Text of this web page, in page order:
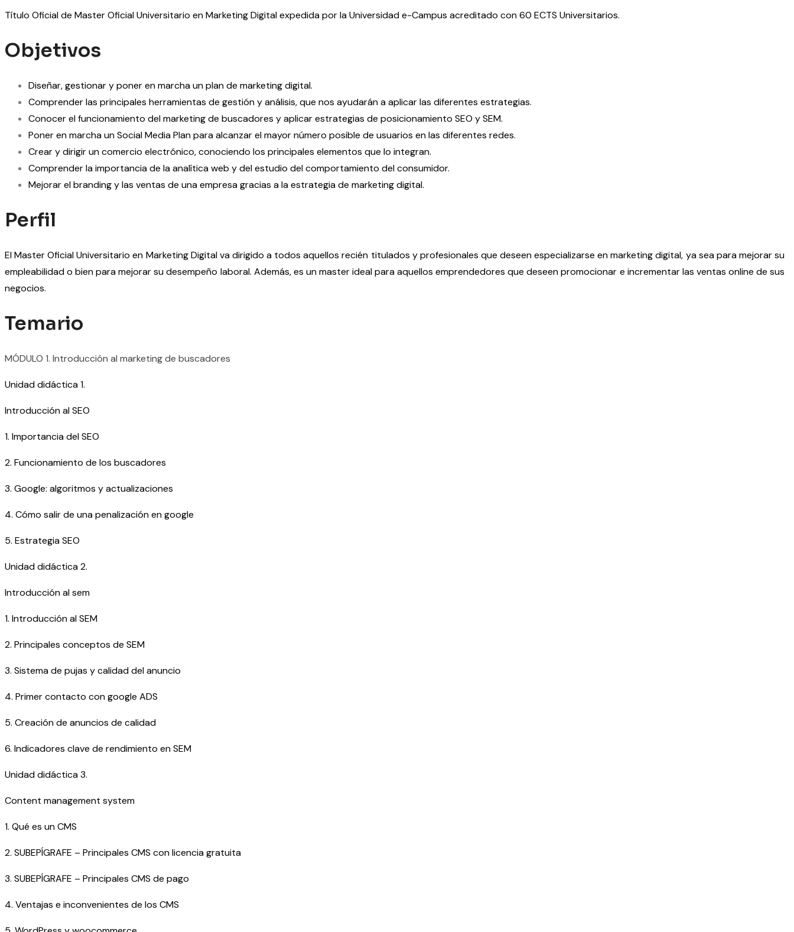
Título Oficial de Master Oficial Universitario en Marketing Digital expedida por la Universidad e-Campus acreditado con 60 ECTS Universitarios.
Objetivos
Diseñar, gestionar y poner en marcha un plan de marketing digital.
Comprender las principales herramientas de gestión y análisis, que nos ayudarán a aplicar las diferentes estrategias.
Conocer el funcionamiento del marketing de buscadores y aplicar estrategias de posicionamiento SEO y SEM.
Poner en marcha un Social Media Plan para alcanzar el mayor número posible de usuarios en las diferentes redes.
Crear y dirigir un comercio electrónico, conociendo los principales elementos que lo integran.
Comprender la importancia de la analítica web y del estudio del comportamiento del consumidor.
Mejorar el branding y las ventas de una empresa gracias a la estrategia de marketing digital.
Perfil
El Master Oficial Universitario en Marketing Digital va dirigido a todos aquellos recién titulados y profesionales que deseen especializarse en marketing digital, ya sea para mejorar su
empleabilidad o bien para mejorar su desempeño laboral. Además, es un master ideal para aquellos emprendedores que deseen promocionar e incrementar las ventas online de sus
negocios.
Temario
MÓDULO 1. Introducción al marketing de buscadores
Unidad didáctica 1.
Introducción al SEO
1. Importancia del SEO
2. Funcionamiento de los buscadores
3. Google: algoritmos y actualizaciones
4. Cómo salir de una penalización en google
5. Estrategia SEO
Unidad didáctica 2.
Introducción al sem
1. Introducción al SEM
2. Principales conceptos de SEM
3. Sistema de pujas y calidad del anuncio
4. Primer contacto con google ADS
5. Creación de anuncios de calidad
6. Indicadores clave de rendimiento en SEM
Unidad didáctica 3.
Content management system
1. Qué es un CMS
2. SUBEPÍGRAFE – Principales CMS con licencia gratuita
3. SUBEPÍGRAFE – Principales CMS de pago
4. Ventajas e inconvenientes de los CMS